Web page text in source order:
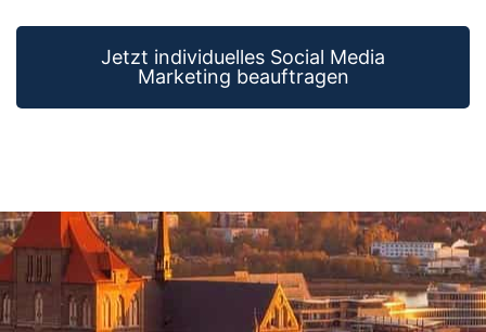
Jetzt individuelles Social Media
Marketing beauftragen